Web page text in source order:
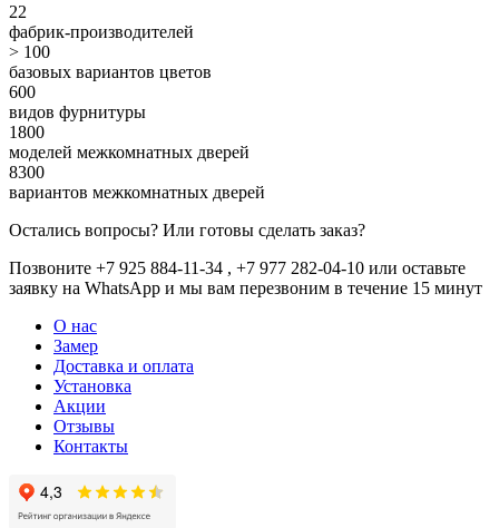
22
фабрик-производителей
> 100
базовых вариантов цветов
600
видов фурнитуры
1800
моделей межкомнатных дверей
8300
вариантов межкомнатных дверей
Остались вопросы? Или готовы сделать заказ?
Позвоните +7 925 884-11-34 , +7 977 282-04-10 или оставьте
заявку на WhatsApp и мы вам перезвоним в течение 15 минут
О нас
Замер
Доставка и оплата
Установка
Акции
Отзывы
Контакты